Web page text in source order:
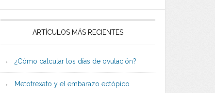
ARTÍCULOS MÁS RECIENTES
¿Cómo calcular los días de ovulación?
Metotrexato y el embarazo ectópico